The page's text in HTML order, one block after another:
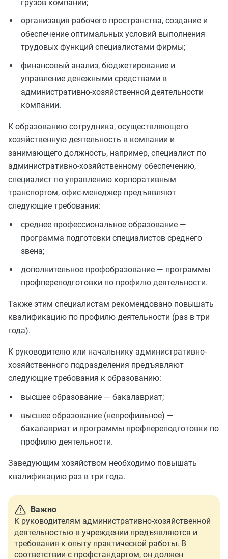
грузов компании;
организация рабочего пространства, создание и
обеспечение оптимальных условий выполнения
трудовых функций специалистами фирмы;
финансовый анализ, бюджетирование и
управление денежными средствами в
административно-хозяйственной деятельности
компании.
К образованию сотрудника, осуществляющего
хозяйственную деятельность в компании и
занимающего должность, например, специалист по
административно-хозяйственному обеспечению,
специалист по управлению корпоративным
транспортом, офис-менеджер предъявляют
следующие требования:
среднее профессиональное образование —
программа подготовки специалистов среднего
звена;
дополнительное профобразование — программы
профпереподготовки по профилю деятельности.
Также этим специалистам рекомендовано повышать
квалификацию по профилю деятельности (раз в три
года).
К руководителю или начальнику административно-
хозяйственного подразделения предъявляют
следующие требования к образованию:
высшее образование — бакалавриат;
высшее образование (непрофильное) —
бакалавриат и программы профпереподготовки по
профилю деятельности.
Заведующим хозяйством необходимо повышать
квалификацию раз в три года.
Важно
К руководителям административно-хозяйственной
деятельностью в учреждении предъявляются и
требования к опыту практической работы. В
соответствии с профстандартом, он должен